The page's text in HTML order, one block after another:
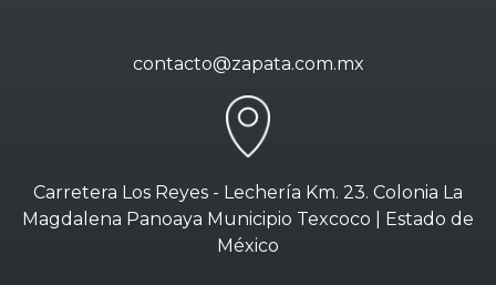
contacto@zapata.com.mx
Carretera Los Reyes - Lechería Km. 23. Colonia La
Magdalena Panoaya Municipio Texcoco | Estado de
México